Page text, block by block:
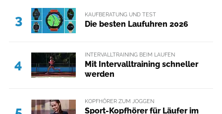
3 KAUFBERATUNG UND TEST
Die besten Laufuhren 2026
4
INTERVALLTRAINING BEIM LAUFEN
Mit Intervalltraining schneller
werden
KOPFHÖRER ZUM JOGGEN
Sport-Kopfhörer für Läufer im